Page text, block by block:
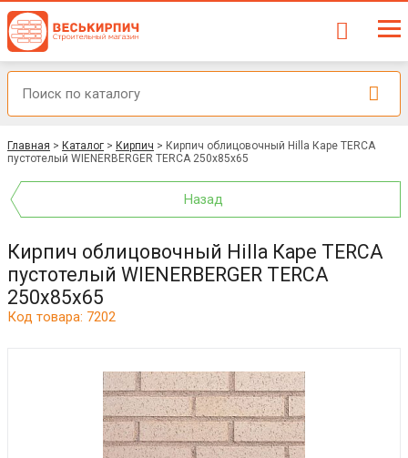
Главная > Каталог > Кирпич > Кирпич облицовочный Hilla Каре TERCA
пустотелый WIENERBERGER TERCA 250x85x65
Назад
Кирпич облицовочный Hilla Каре TERCA
пустотелый WIENERBERGER TERCA
250x85x65
Код товара: 7202